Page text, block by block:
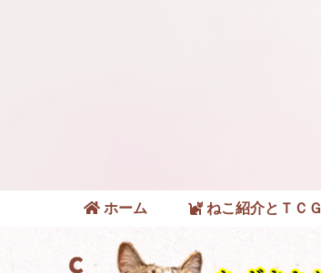
ホーム ねこ紹介とＴＣＧ